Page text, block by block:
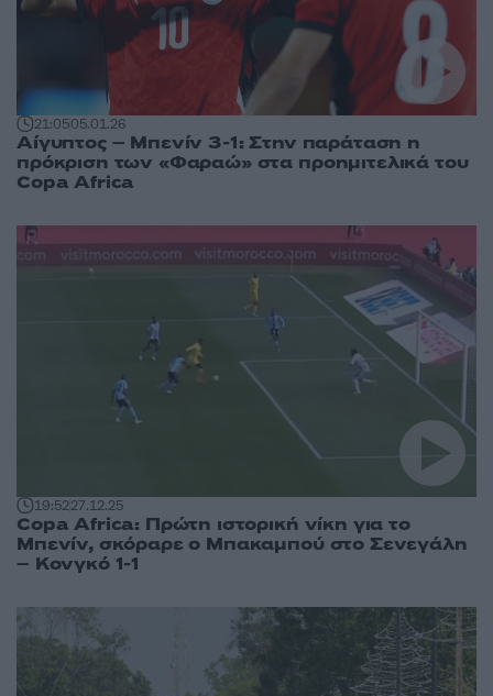
21:0505.01.26
Αίγυπτος – Μπενίν 3-1: Στην παράταση η
πρόκριση των «Φαραώ» στα προημιτελικά του
Copa Africa
19:5227.12.25
Copa Africa: Πρώτη ιστορική νίκη για το
Μπενίν, σκόραρε ο Μπακαμπού στο Σενεγάλη
– Κονγκό 1-1